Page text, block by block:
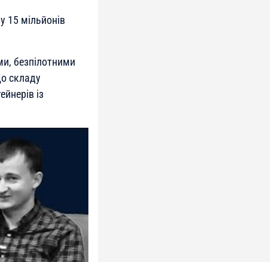
15 мільйонів
безпілотними
складу
із